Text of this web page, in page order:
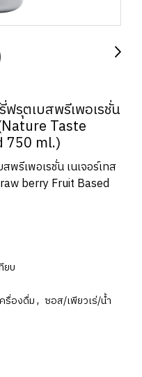
ฟรุตเบสพรีเพอเรชั่น
Taste
750 ml.)
พรีเพอเรชั่น เนเจอร์เทส
berry Fruit Based
ยบ
รื่องดื่ม, ซอส/เพียวเร่/น้ำ